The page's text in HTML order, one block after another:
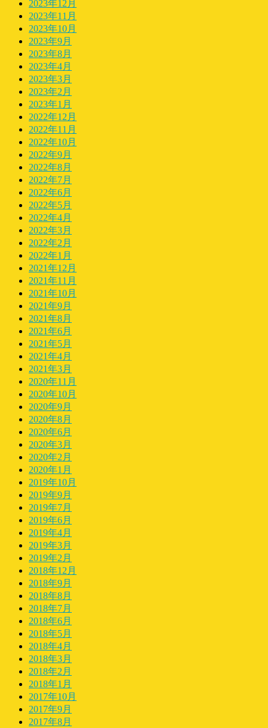
2023年12月
2023年11月
2023年10月
2023年9月
2023年8月
2023年4月
2023年3月
2023年2月
2023年1月
2022年12月
2022年11月
2022年10月
2022年9月
2022年8月
2022年7月
2022年6月
2022年5月
2022年4月
2022年3月
2022年2月
2022年1月
2021年12月
2021年11月
2021年10月
2021年9月
2021年8月
2021年6月
2021年5月
2021年4月
2021年3月
2020年11月
2020年10月
2020年9月
2020年8月
2020年6月
2020年3月
2020年2月
2020年1月
2019年10月
2019年9月
2019年7月
2019年6月
2019年4月
2019年3月
2019年2月
2018年12月
2018年9月
2018年8月
2018年7月
2018年6月
2018年5月
2018年4月
2018年3月
2018年2月
2018年1月
2017年10月
2017年9月
2017年8月